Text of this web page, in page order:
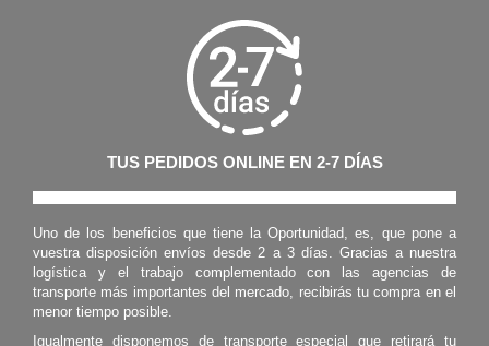
TUS PEDIDOS ONLINE EN 2-7 DÍAS
Uno de los beneficios que tiene la Oportunidad, es, que pone a
vuestra disposición envíos desde 2 a 3 días. Gracias a nuestra
logística y el trabajo complementado con las agencias de
transporte más importantes del mercado, recibirás tu compra en el
menor tiempo posible.
Igualmente disponemos de transporte especial que retirará tu